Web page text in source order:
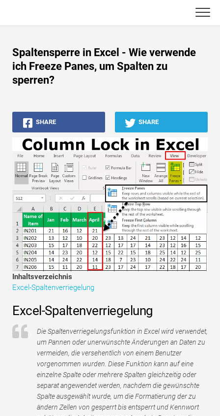
content
Buchhaltungs-Tutorials
Asset Management-Tutorials
Excel, VBA & Power BI
Investment Banking Tutorials
Top Bücher
Finanzkarriere-Leitfäden
Ressourcen für die Finanzzertifizierung
Tutorials zur Finanzmodellierung
Vollständige Form
Risikomanagement-Tutorials
Spaltensperre in Excel - Wie verwende
ich Freeze Panes, um Spalten zu
sperren?
SHARE SHARE
Inhaltsverzeichnis
Excel-Spaltenverriegelung
Excel-Spaltenverriegelung
Die Spaltenverriegelungsfunktion in Excel wird verwendet,
um Pannen oder unerwünschte Änderungen an Daten zu
vermeiden, die versehentlich von einem Benutzer
vorgenommen wurden. Diese Funktion kann auf eine
einzelne Spalte oder mehrere Spalten gleichzeitig oder
separat angewendet werden, nachdem die gewünschte
Spalte ausgewählt wurde, um die Formatierung der zu
ändern Zellen von gesperrt bis entsperrt und Kennwort